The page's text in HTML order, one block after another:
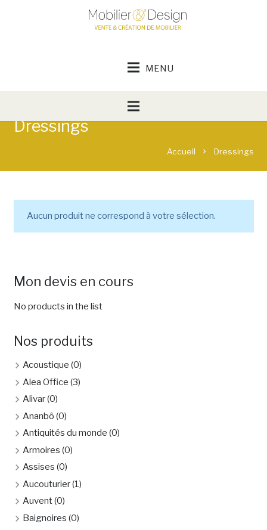
Dressings
Accueil chevron_right Dressings
Aucun produit ne correspond à votre sélection.
Mon devis en cours
No products in the list
Nos produits
Acoustique (0)
Alea Office (3)
Alivar(0)
Ananbô (0)
Antiquités du monde (0)
Armoires (0)
Assises (0)
Aucouturier(1)
Auvent(0)
Baignoires (0)